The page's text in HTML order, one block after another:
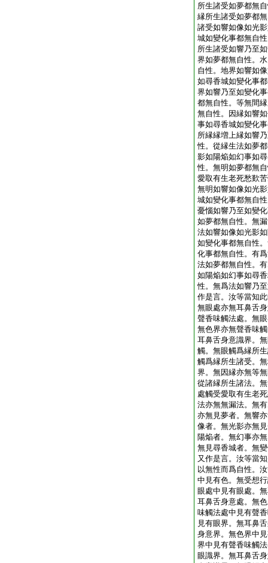
所生諸受如夢都無
縁所生諸受如夢都
諸受如響如像如光
城如變化事都無自
所生諸受如響乃至
界如夢都無自性。
自性。地界如響如
如尋香城如變化事
界如響乃至如變化
都無自性。等無間
無自性。因縁如響
事如尋香城如變化
所縁縁増上縁如響
性。從縁生法如夢
影如陽焔如幻事如
性。無明如夢都無
愛取有生老死愁歎
無明如響如像如光
城如變化事都無自
憂惱如響乃至如變
如夢都無自性。無
法如響如像如光影
如變化事都無自性
化事都無自性。有
法如夢都無自性。
如陽焔如幻事如尋
性。無爲法如響乃
作是言。汝等當知
無眼處亦無耳鼻舌
聲香味觸法處。無
無色界亦無聲香味
耳鼻舌身意識界。
觸。無眼觸爲縁所
觸爲縁所生諸受。
界。無因縁亦無等
從諸縁所生諸法。
處觸受愛取有生老
法亦無無漏法。無
亦無見夢者。無響
像者。無光影亦無
陽焔者。無幻事亦
無見尋香城者。無
又作是言。汝等當
以無性而爲自性。
中見有色。無受想
眼處中見有眼處。
耳鼻舌身意處。無
味觸法處中見有聲
見有眼界。無耳鼻
身意界。無色界中
界中見有聲香味觸
眼識界。無耳鼻舌